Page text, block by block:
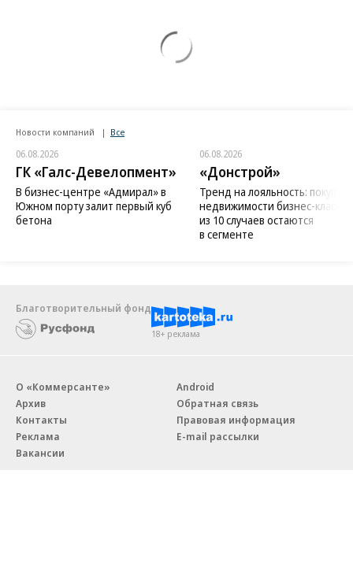
Новости компаний Все
06.08.2026
ГК «Галс-Девелопмент»
В бизнес-центре «Адмирал» в
Южном порту залит первый куб
бетона
06.08.2026
«Донстрой»
Тренд на лояльность:
недвижимости бизнес-класса
из 10 случаев остаются
в сегменте
Благотворительный фонд
18+ реклама
О «Коммерсанте»
Архив
Контакты
Реклама
Вакансии
Android
Обратная связь
Правовая информация
E-mail рассылки